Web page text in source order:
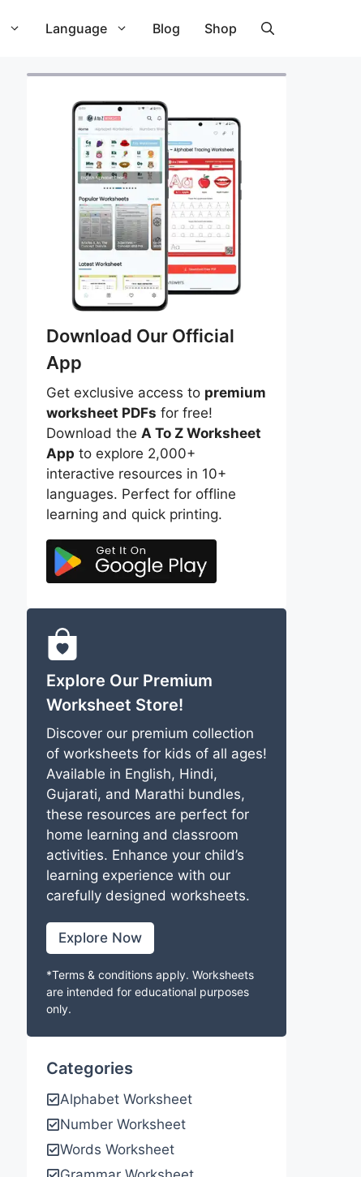
Language Blog Shop
Download Our Official
App
Get exclusive access to premium
worksheet PDFs for free!
Download the A To Z Worksheet
App to explore 2,000+
interactive resources in 10+
languages. Perfect for offline
learning and quick printing.
Explore Our Premium
Worksheet Store!
Discover our premium collection
of worksheets for kids of all ages!
Available in English, Hindi,
Gujarati, and Marathi bundles,
these resources are perfect for
home learning and classroom
activities. Enhance your child’s
learning experience with our
carefully designed worksheets.
Explore Now
*Terms & conditions apply. Worksheets
are intended for educational purposes
only.
Categories
Alphabet Worksheet
Number Worksheet
Words Worksheet